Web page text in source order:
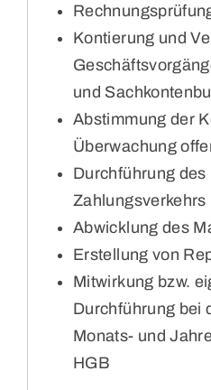
Kontierung und
und
Abstimmung der
Überwachung
Durchführung
Zahlungsverkehrs
Abwicklung des
Erstellung von
Mitwirkung bzw.
Durchführung bei
Monats- und
HGB